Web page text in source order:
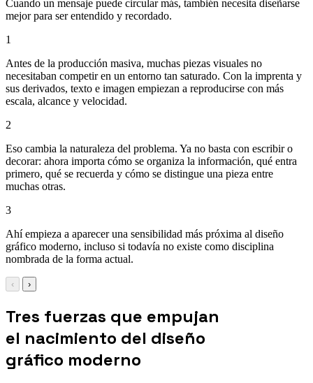
Cuando un mensaje puede circular más, también necesita diseñarse
mejor para ser entendido y recordado.
1
Antes de la producción masiva, muchas piezas visuales no
necesitaban competir en un entorno tan saturado. Con la imprenta y
sus derivados, texto e imagen empiezan a reproducirse con más
escala, alcance y velocidad.
2
Eso cambia la naturaleza del problema. Ya no basta con escribir o
decorar: ahora importa cómo se organiza la información, qué entra
primero, qué se recuerda y cómo se distingue una pieza entre
muchas otras.
3
Ahí empieza a aparecer una sensibilidad más próxima al diseño
gráfico moderno, incluso si todavía no existe como disciplina
nombrada de la forma actual.
‹ ›
Tres fuerzas que empujan
el nacimiento del diseño
gráfico moderno